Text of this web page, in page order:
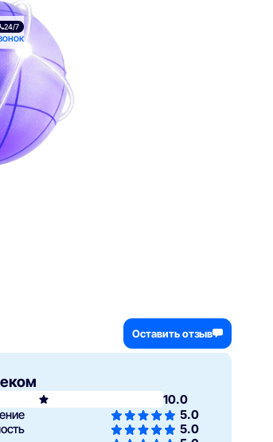
24/7
Оставить отзыв
10.0
5.0
5.0